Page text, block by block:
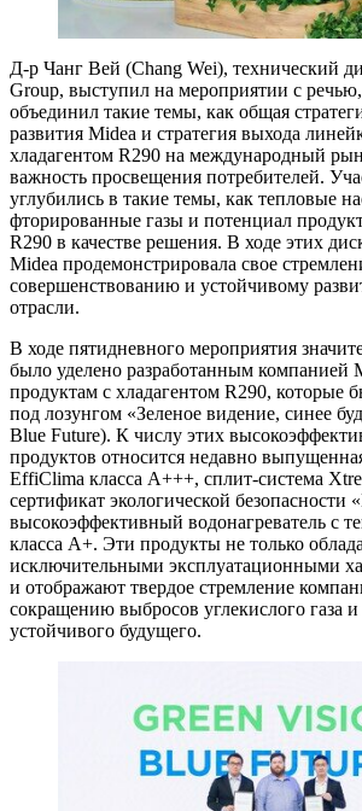
Д-р Чанг Вей (Chang Wei), технический
Group, выступил на мероприятии с
объединил такие темы, как общая
развития Midea и стратегия выхода
хладагентом R290 на международный
важность просвещения потребителей.
углубились в такие темы, как тепловые
фторированные газы и потенциал
R290 в качестве решения. В ходе этих
Midea продемонстрировала свое
совершенствованию и устойчивому
отрасли.
В ходе пятидневного мероприятия
было уделено разработанным компанией
продуктам с хладагентом R290, которые
под лозунгом «Зеленое видение, синее
Blue Future). К числу этих
продуктов относится недавно
EffiClima класса A+++, сплит-система
сертификат экологической безопасности
высокоэффективный водонагреватель с
класса A+. Эти продукты не только
исключительными эксплуатационными
и отображают твердое стремление
сокращению выбросов углекислого газа
устойчивого будущего.